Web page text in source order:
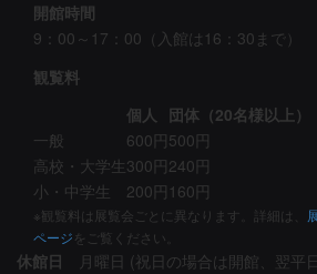
開館時間
9：00～17：00（入館は16：30まで）
観覧料
個人
団体（20名様以上）
一般
600円500円
高校・大学生300円240円
小・中学生
200円 160円
※観覧料は展覧会ごとに異なります。詳細は、
ページをご覧ください。
休館日 月曜日 (祝日の場合は開館、翌平